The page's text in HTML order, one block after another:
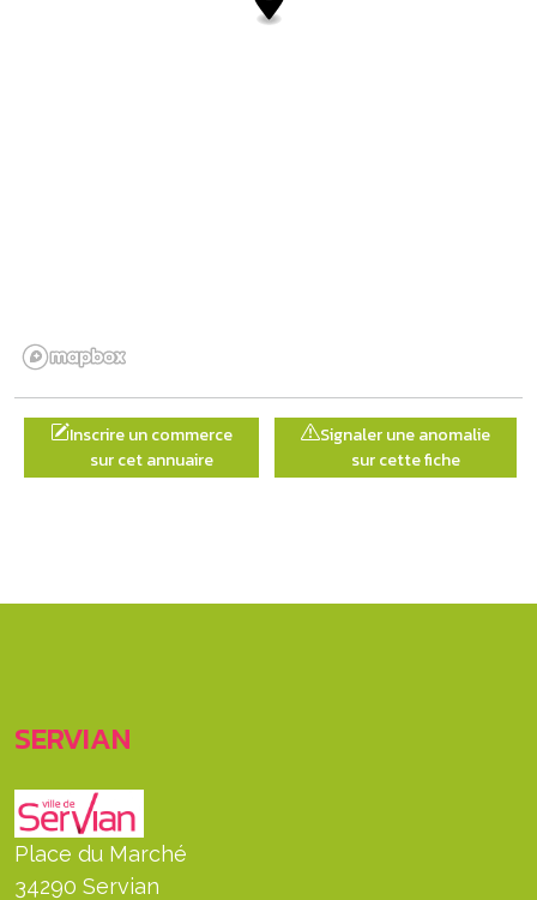
Inscrire un commerce
sur cet annuaire
Signaler une anomalie
sur cette fiche
SERVIAN
Place du Marché
34290 Servian